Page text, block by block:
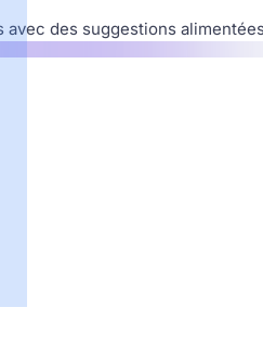
avec des suggestions